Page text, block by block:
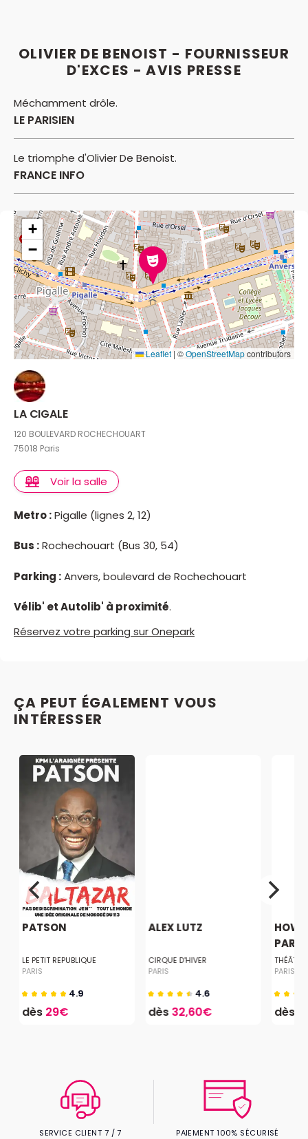
OLIVIER DE BENOIST - FOURNISSEUR
D'EXCES - AVIS PRESSE
Méchamment drôle.
LE PARISIEN
Le triomphe d'Olivier De Benoist.
FRANCE INFO
+
−
Leaflet | ©OpenStreetMapcontributors
LA CIGALE
120 BOULEVARD ROCHECHOUART
75018 Paris
Voir la salle
Metro :Pigalle (lignes 2, 12)
Bus :Rochechouart (Bus 30, 54)
Parking :Anvers, boulevard de Rochechouart
Vélib' et Autolib' à proximité.
Réservez votre parking sur Onepark
ÇA PEUT ÉGALEMENT VOUS
INTÉRESSER
PATSON
LE PETIT REPUBLIQUE
PARIS
4.9
dès 29€
ALEX LUTZ
CIRQUE D'HIVER
PARIS
4.6
dès32,60€
HOW
PARIS
dès
SERVICE CLIENT 7 / 7 PAIEMENT 100% SÉCURISÉ